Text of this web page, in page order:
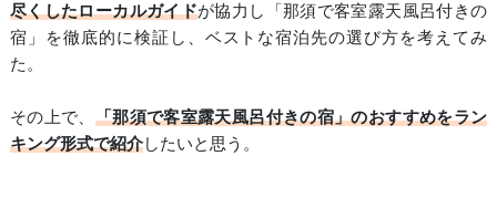
尽くしたローカルガイドが協力し「那須で客室露天風呂付きの
宿」を徹底的に検証し、ベストな宿泊先の選び方を考えてみ
た。
その上で、 「那須で客室露天風呂付きの宿」のおすすめをラン
キング形式で紹介したいと思う。